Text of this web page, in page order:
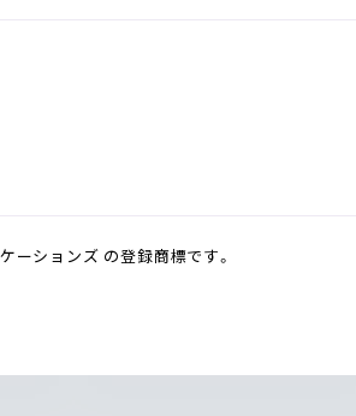
ションズ の登録商標です。